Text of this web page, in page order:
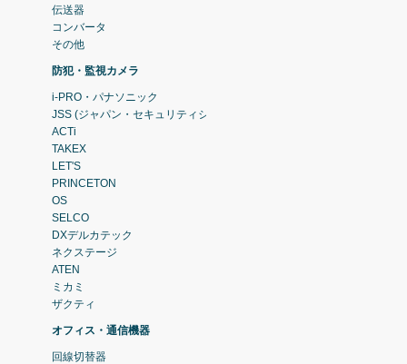
伝送器
コンバータ
その他
防犯・監視カメラ
i-PRO・パナソニック
JSS (ジャパン・セキュリティシステム)
ACTi
TAKEX
LET'S
PRINCETON
OS
SELCO
DXデルカテック
ネクステージ
ATEN
ミカミ
ザクティ
オフィス・通信機器
回線切替器